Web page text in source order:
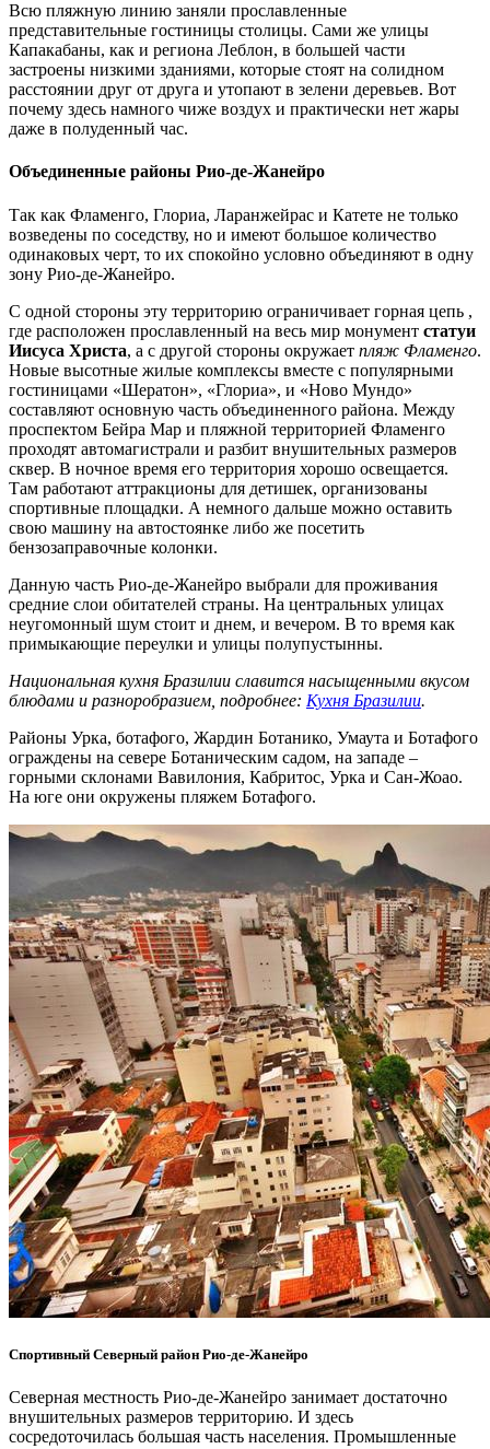
Всю пляжную линию заняли прославленные
представительные гостиницы столицы. Сами же улицы
Капакабаны, как и региона Леблон, в большей части
застроены низкими зданиями, которые стоят на солидном
расстоянии друг от друга и утопают в зелени деревьев. Вот
почему здесь намного чиже воздух и практически нет жары
даже в полуденный час.
Объединенные районы Рио-де-Жанейро
Так как Фламенго, Глориа, Ларанжейрас и Катете не только
возведены по соседству, но и имеют большое количество
одинаковых черт, то их спокойно условно объединяют в одну
зону Рио-де-Жанейро.
С одной стороны эту территорию ограничивает горная цепь ,
где расположен прославленный на весь мир монумент статуи
Иисуса Христа, а с другой стороны окружает пляж Фламенго.
Новые высотные жилые комплексы вместе с популярными
гостиницами «Шератон», «Глориа», и «Ново Мундо»
составляют основную часть объединенного района. Между
проспектом Бейра Мар и пляжной территорией Фламенго
проходят автомагистрали и разбит внушительных размеров
сквер. В ночное время его территория хорошо освещается.
Там работают аттракционы для детишек, организованы
спортивные площадки. А немного дальше можно оставить
свою машину на автостоянке либо же посетить
бензозаправочные колонки.
Данную часть Рио-де-Жанейро выбрали для проживания
средние слои обитателей страны. На центральных улицах
неугомонный шум стоит и днем, и вечером. В то время как
примыкающие переулки и улицы полупустынны.
Национальная кухня Бразилии славится насыщенными вкусом
блюдами и разноробразием, подробнее: Кухня Бразилии.
Районы Урка, ботафого, Жардин Ботанико, Умаута и Ботафого
ограждены на севере Ботаническим садом, на западе –
горными склонами Вавилония, Кабритос, Урка и Сан-Жоао.
На юге они окружены пляжем Ботафого.
Спортивный Северный район Рио-де-Жанейро
Северная местность Рио-де-Жанейро занимает достаточно
внушительных размеров территорию. И здесь
сосредоточилась большая часть населения. Промышленные